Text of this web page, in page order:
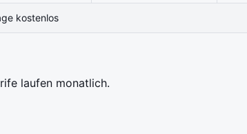
kostenlos
laufen monatlich.